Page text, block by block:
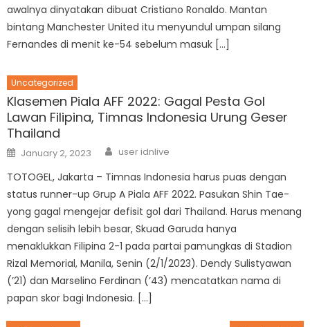
awalnya dinyatakan dibuat Cristiano Ronaldo. Mantan
bintang Manchester United itu menyundul umpan silang
Fernandes di menit ke-54 sebelum masuk […]
Uncategorized
Klasemen Piala AFF 2022: Gagal Pesta Gol
Lawan Filipina, Timnas Indonesia Urung Geser
Thailand
Posted
on
January 2, 2023 Author
user idnlive
TOTOGEL, Jakarta – Timnas Indonesia harus puas dengan
status runner-up Grup A Piala AFF 2022. Pasukan Shin Tae-
yong gagal mengejar defisit gol dari Thailand. Harus menang
dengan selisih lebih besar, Skuad Garuda hanya
menaklukkan Filipina 2-1 pada partai pamungkas di Stadion
Rizal Memorial, Manila, Senin (2/1/2023). Dendy Sulistyawan
(’21) dan Marselino Ferdinan (’43) mencatatkan nama di
papan skor bagi Indonesia. […]